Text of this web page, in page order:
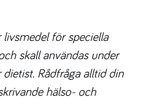
för speciella
skall användas under
Rådfråga alltid din
hälso- och